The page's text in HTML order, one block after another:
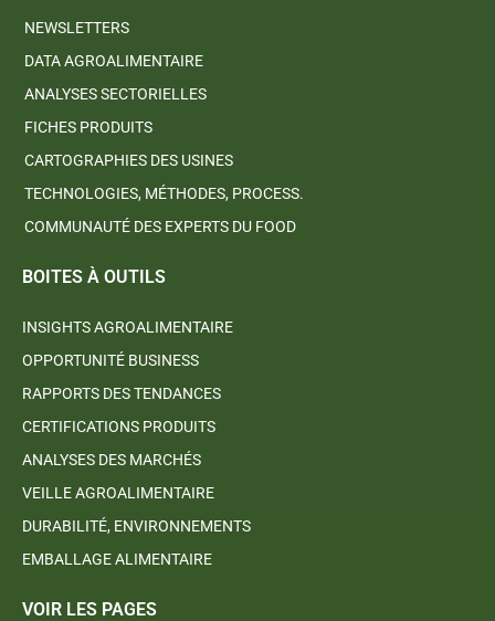
NEWSLETTERS
DATA AGROALIMENTAIRE
ANALYSES SECTORIELLES
FICHES PRODUITS
CARTOGRAPHIES DES USINES
TECHNOLOGIES, MÉTHODES, PROCESS.
COMMUNAUTÉ DES EXPERTS DU FOOD
BOITES À OUTILS
INSIGHTS AGROALIMENTAIRE
OPPORTUNITÉ BUSINESS
RAPPORTS DES TENDANCES
CERTIFICATIONS PRODUITS
ANALYSES DES MARCHÉS
VEILLE AGROALIMENTAIRE
DURABILITÉ, ENVIRONNEMENTS
EMBALLAGE ALIMENTAIRE
VOIR LES PAGES